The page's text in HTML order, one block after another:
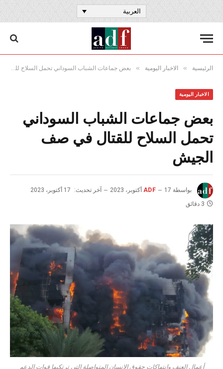
العربية
الرئيسية » الاخبار اليومية » بعض جماعات الشباب السوداني تحمل السلاح للقتال في صف الجيش
الاخبار اليومية
بعض جماعات الشباب السوداني
تحمل السلاح للقتال في صف
الجيش
بواسطة ADF 17 أكتوبر، 2023 آخر تحديث:
17 أكتوبر، 2023
3 دقائق
أعمال العنف وانتهاكات حقوق الإنسان المتواصلة التي ترتكبها قوات الدعم